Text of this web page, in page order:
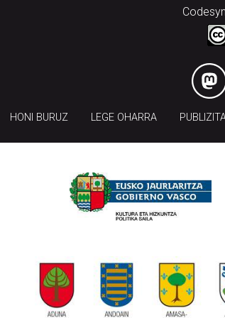
HONI BURUZ LEGE OHARRA